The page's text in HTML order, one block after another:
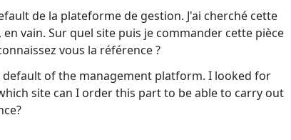
de la plateforme de gestion. J'ai cherché cette
vain. Sur quel site puis je commander cette pièce
vous la référence ?
of the management platform. I looked for
site can I order this part to be able to carry out